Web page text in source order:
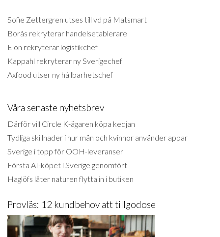
Sofie Zettergren utses till vd på Matsmart
Borås rekryterar handelsetablerare
Elon rekryterar logistikchef
Kappahl rekryterar ny Sverigechef
Axfood utser ny hållbarhetschef
Våra senaste nyhetsbrev
Därför vill Circle K-ägaren köpa kedjan
Tydliga skillnader i hur män och kvinnor använder appar
Sverige i topp för OOH-leveranser
Första AI-köpet i Sverige genomfört
Haglöfs låter naturen flytta in i butiken
Provläs: 12 kundbehov att tillgodose